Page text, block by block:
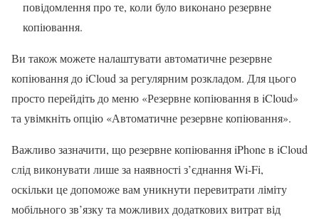
повідомлення про те, коли було виконано резервне
копіювання.
Ви також можете налаштувати автоматичне резервне
копіювання до iCloud за регулярним розкладом. Для цього
просто перейдіть до меню «Резервне копіювання в iCloud»
та увімкніть опцію «Автоматичне резервне копіювання».
Важливо зазначити, що резервне копіювання iPhone в iCloud
слід виконувати лише за наявності з’єднання Wi-Fi,
оскільки це допоможе вам уникнути перевитрати ліміту
мобільного зв’язку та можливих додаткових витрат від